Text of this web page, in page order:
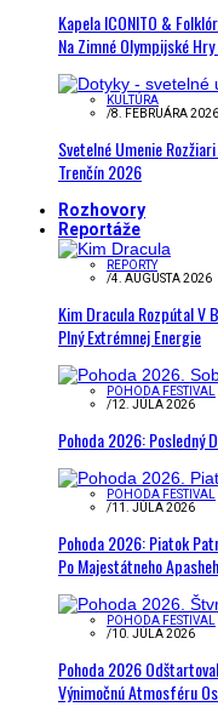
Kapela ICONITO &
Na Zimné Olympijské
KULTÚRA
/8. FEBRUÁRA 2026
Svetelné Umenie
Trenčín 2026
Rozhovory
Reportáže
REPORTY
/4. AUGUSTA 2026
Kim Dracula Rozpútal V
Plný Extrémnej Energie
POHODA FESTIVAL
/12. JÚLA 2026
Pohoda 2026: Posledný
POHODA FESTIVAL
/11. JÚLA 2026
Pohoda 2026: Piatok
Po Majestátneho
POHODA FESTIVAL
/10. JÚLA 2026
Pohoda 2026
Výnimočnú Atmosféru